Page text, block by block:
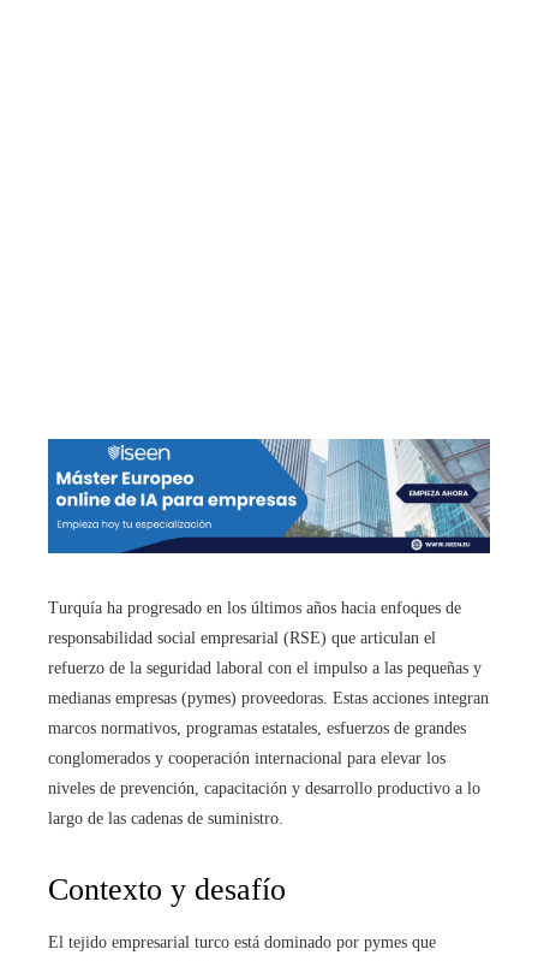
Turquía ha progresado en los últimos años hacia enfoques de
responsabilidad social empresarial (RSE) que articulan el
refuerzo de la seguridad laboral con el impulso a las pequeñas y
medianas empresas (pymes) proveedoras. Estas acciones integran
marcos normativos, programas estatales, esfuerzos de grandes
conglomerados y cooperación internacional para elevar los
niveles de prevención, capacitación y desarrollo productivo a lo
largo de las cadenas de suministro.
Contexto y desafío
El tejido empresarial turco está dominado por pymes que